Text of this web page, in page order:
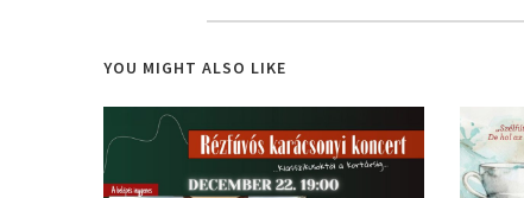
YOU MIGHT ALSO LIKE